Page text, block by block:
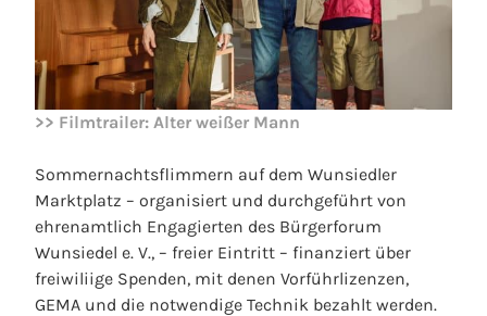
>> Filmtrailer: Alter weißer Mann
Sommernachtsflimmern auf dem Wunsiedler
Marktplatz – organisiert und durchgeführt von
ehrenamtlich Engagierten des Bürgerforum
Wunsiedel e. V., – freier Eintritt – finanziert über
freiwiliige Spenden, mit denen Vorführlizenzen,
GEMA und die notwendige Technik bezahlt werden.